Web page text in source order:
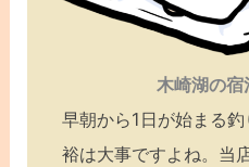
木崎湖の宿
早朝から1日が始まる
裕は大事ですよね。当